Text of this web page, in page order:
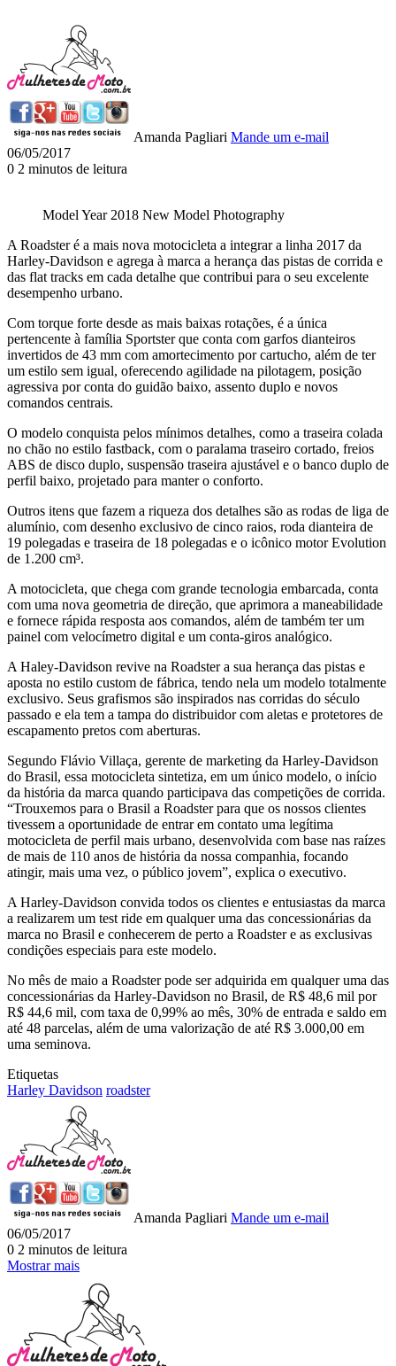
Amanda Pagliari Mande um e-mail
06/05/2017
0 2 minutos de leitura
Model Year 2018 New Model Photography
A Roadster é a mais nova motocicleta a integrar a linha 2017 da
Harley-Davidson e agrega à marca a herança das pistas de corrida e
das flat tracks em cada detalhe que contribui para o seu excelente
desempenho urbano.
Com torque forte desde as mais baixas rotações, é a única
pertencente à família Sportster que conta com garfos dianteiros
invertidos de 43 mm com amortecimento por cartucho, além de ter
um estilo sem igual, oferecendo agilidade na pilotagem, posição
agressiva por conta do guidão baixo, assento duplo e novos
comandos centrais.
O modelo conquista pelos mínimos detalhes, como a traseira colada
no chão no estilo fastback, com o paralama traseiro cortado, freios
ABS de disco duplo, suspensão traseira ajustável e o banco duplo de
perfil baixo, projetado para manter o conforto.
Outros itens que fazem a riqueza dos detalhes são as rodas de liga de
alumínio, com desenho exclusivo de cinco raios, roda dianteira de
19 polegadas e traseira de 18 polegadas e o icônico motor Evolution
de 1.200 cm³.
A motocicleta, que chega com grande tecnologia embarcada, conta
com uma nova geometria de direção, que aprimora a maneabilidade
e fornece rápida resposta aos comandos, além de também ter um
painel com velocímetro digital e um conta-giros analógico.
A Haley-Davidson revive na Roadster a sua herança das pistas e
aposta no estilo custom de fábrica, tendo nela um modelo totalmente
exclusivo. Seus grafismos são inspirados nas corridas do século
passado e ela tem a tampa do distribuidor com aletas e protetores de
escapamento pretos com aberturas.
Segundo Flávio Villaça, gerente de marketing da Harley-Davidson
do Brasil, essa motocicleta sintetiza, em um único modelo, o início
da história da marca quando participava das competições de corrida.
“Trouxemos para o Brasil a Roadster para que os nossos clientes
tivessem a oportunidade de entrar em contato uma legítima
motocicleta de perfil mais urbano, desenvolvida com base nas raízes
de mais de 110 anos de história da nossa companhia, focando
atingir, mais uma vez, o público jovem”, explica o executivo.
A Harley-Davidson convida todos os clientes e entusiastas da marca
a realizarem um test ride em qualquer uma das concessionárias da
marca no Brasil e conhecerem de perto a Roadster e as exclusivas
condições especiais para este modelo.
No mês de maio a Roadster pode ser adquirida em qualquer uma das
concessionárias da Harley-Davidson no Brasil, de R$ 48,6 mil por
R$ 44,6 mil, com taxa de 0,99% ao mês, 30% de entrada e saldo em
até 48 parcelas, além de uma valorização de até R$ 3.000,00 em
uma seminova.
Etiquetas
Harley Davidson roadster
Amanda Pagliari Mande um e-mail
06/05/2017
0 2 minutos de leitura
Mostrar mais